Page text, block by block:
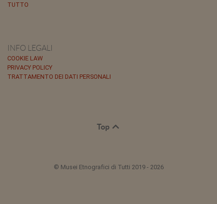
TUTTO
INFO LEGALI
COOKIE LAW
PRIVACY POLICY
TRATTAMENTO DEI DATI PERSONALI
Top
© Musei Etnografici di Tutti 2019 - 2026